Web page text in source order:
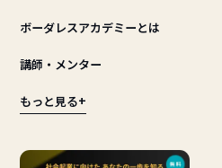
ボーダレスアカデミーとは
講師・メンター
もっと見る+